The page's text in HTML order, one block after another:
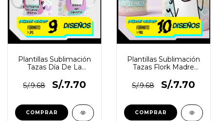
Plantillas Sublimación
Tazas Día De La
S/.9.68
S/.7.70
Plantillas Sublimación
Tazas Flork Madre
S/.9.68
S/.7.70